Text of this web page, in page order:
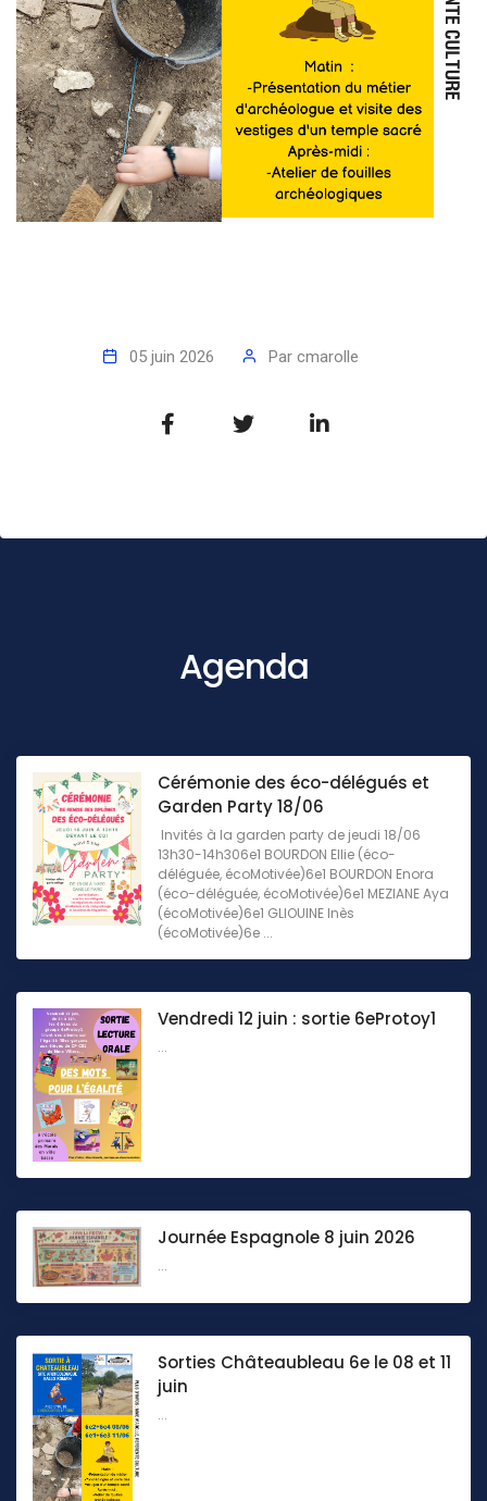
05 juin 2026 Par cmarolle
Agenda
Cérémonie des éco-délégués et
Garden Party 18/06
Invités à la garden party de jeudi 18/06
13h30-14h306e1 BOURDON Ellie (éco-
déléguée, écoMotivée)6e1 BOURDON Enora
(éco-déléguée, écoMotivée)6e1 MEZIANE Aya
(écoMotivée)6e1 GLIOUINE Inès
(écoMotivée)6e ...
Vendredi 12 juin : sortie 6eProtoy1
...
Journée Espagnole 8 juin 2026
...
Sorties Châteaubleau 6e le 08 et 11
juin
...